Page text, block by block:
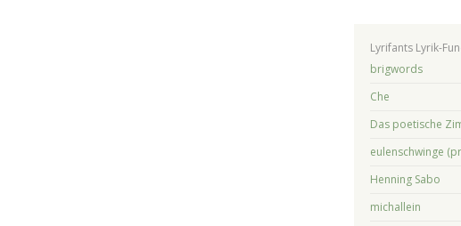
Lyrifants Lyrik-
brigwords
Che
Das poetische
eulenschwinge
Henning Sabo
michallein